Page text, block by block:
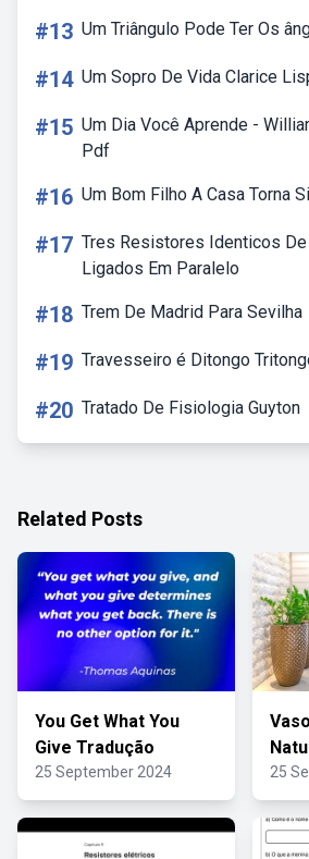
#13 Um Triângulo Pode Ter Os
#14 Um Sopro De Vida Clarice
#15 Um Dia Você Aprende -
Pdf
#16 Um Bom Filho A Casa Torna
#17 Tres Resistores Identicos De
Ligados Em Paralelo
#18 Trem De Madrid Para Sevilha
#19 Travesseiro é Ditongo
#20 Tratado De Fisiologia Guyton
Related Posts
You Get What You
Give Tradução
25 September 2024 25